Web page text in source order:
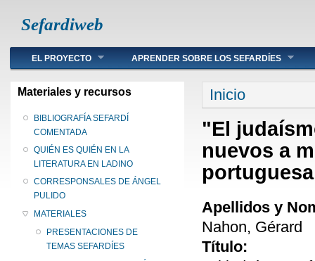
Sefardiweb
Main menu
EL PROYECTO APRENDER SOBRE LOS SEFARDÍES
Materiales y recursos
BIBLIOGRAFÍA SEFARDÍ
COMENTADA
QUIÉN ES QUIÉN EN LA
LITERATURA EN LADINO
CORRESPONSALES DE ÁNGEL
PULIDO
MATERIALES
PRESENTACIONES DE
TEMAS SEFARDÍES
Se encuentra
Inicio
"El
nuevos a
Apellidos y
Nahon, Gérard
Título: